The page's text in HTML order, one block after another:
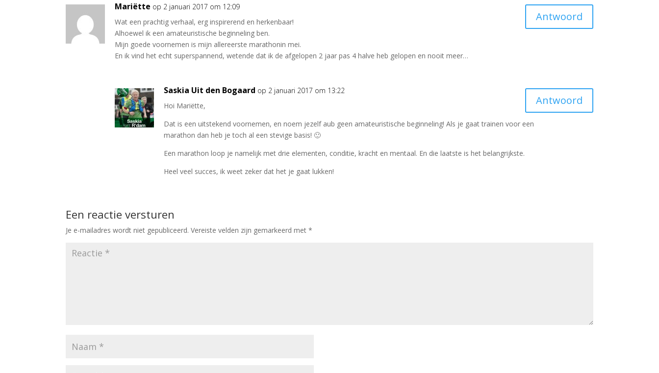
Mariëtte op 2 januari 2017 om 12:09
Wat een prachtig verhaal, erg inspirerend en herkenbaar!
Alhoewel ik een amateuristische beginneling ben.
Mijn goede voornemen is mijn allereerste marathonin mei.
En ik vind het echt superspannend, wetende dat ik de afgelopen 2 jaar pas 4 halve heb gelopen en nooit meer…
Antwoord
Saskia Uit den Bogaard op 2 januari 2017 om 13:22
Hoi Mariëtte,
Dat is een uitstekend voornemen, en noem jezelf aub geen amateuristische beginneling! Als je gaat trainen voor een
marathon dan heb je toch al een stevige basis! 🙂
Een marathon loop je namelijk met drie elementen, conditie, kracht en mentaal. En die laatste is het belangrijkste.
Heel veel succes, ik weet zeker dat het je gaat lukken!
Antwoord
Een reactie versturen
Je e-mailadres wordt niet gepubliceerd. Vereiste velden zijn gemarkeerd met*